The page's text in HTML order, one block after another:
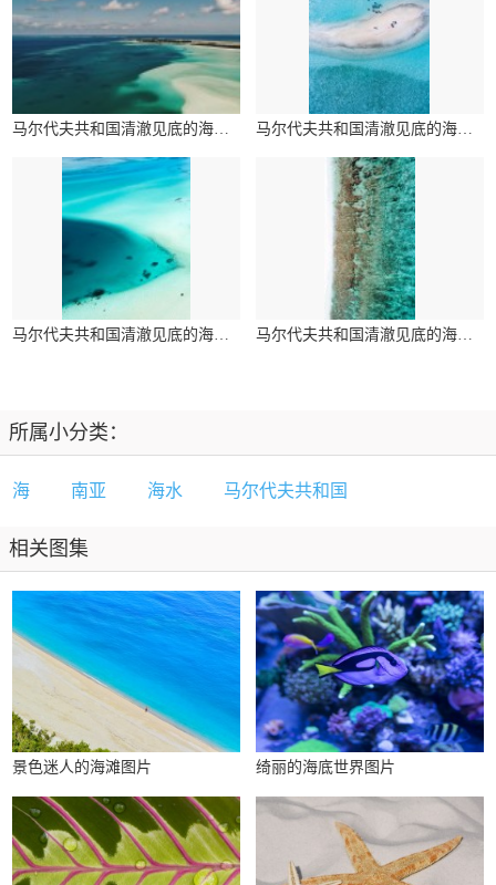
马尔代夫共和国清澈见底的海水图片 马尔代夫共和国清澈见底的海水图片
马尔代夫共和国清澈见底的海水图片
所属小分类：
海 南亚 海水 马尔代夫共和国
相关图集
景色迷人的海滩图片 绮丽的海底世界图片